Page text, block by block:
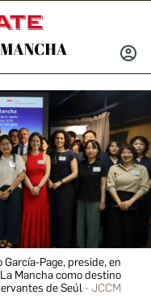
INICIAR
Page, preside, en
Mancha como destino
de Seúl
JCCM